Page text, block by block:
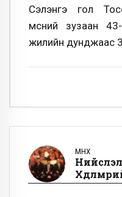
Сэлэнгэ гол
мөсний зузаан
жилийн дунджаас
ӨМНӨХ